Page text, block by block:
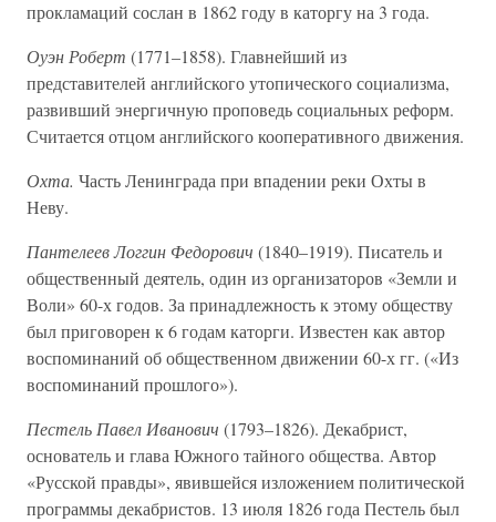
прокламаций сослан в 1862 году в каторгу на 3 года.
Оуэн Роберт (1771–1858). Главнейший из
представителей английского утопического социализма,
развивший энергичную проповедь социальных реформ.
Считается отцом английского кооперативного движения.
Охта. Часть Ленинграда при впадении реки Охты в
Неву.
Пантелеев Логгин Федорович (1840–1919). Писатель и
общественный деятель, один из организаторов «Земли и
Воли» 60-х годов. За принадлежность к этому обществу
был приговорен к 6 годам каторги. Известен как автор
воспоминаний об общественном движении 60-х гг. («Из
воспоминаний прошлого»).
Пестель Павел Иванович (1793–1826). Декабрист,
основатель и глава Южного тайного общества. Автор
«Русской правды», явившейся изложением политической
программы декабристов. 13 июля 1826 года Пестель был